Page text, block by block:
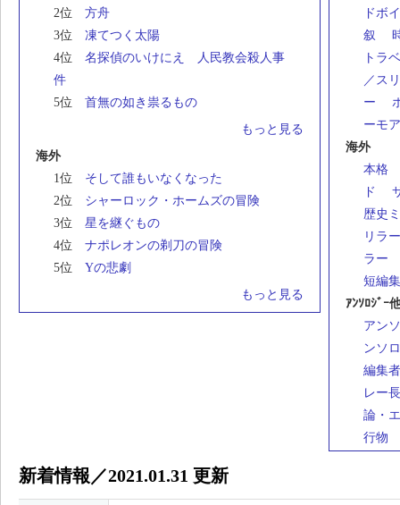
2位 方舟
3位 凍てつく太陽
4位 名探偵のいけにえ 人民教会殺人事
件
5位 首無の如き祟るもの
もっと見る
海外
1位 そして誰もいなくなった
2位 シャーロック・ホームズの冒険
3位 星を継ぐもの
4位 ナポレオンの剃刀の冒険
5位 Yの悲劇
もっと見る
ドボ
叙
トラ
／ス
ー
ーモア
海外
本格
ド
歴史
リラ
ラー
短編
ｱﾝｿﾛｼﾞｰ
アン
ンソ
編集
レー
論・
行物
新着情報／2021.01.31 更新